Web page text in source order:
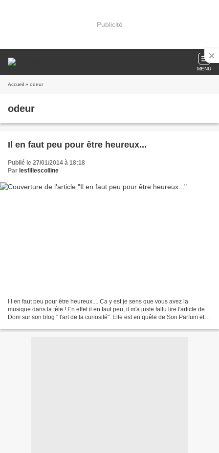
Publicité
MENU
Accueil » odeur
odeur
Il en faut peu pour être heureux...
Publié le 27/01/2014 à 18:18
Par lesfillescolline
I l en faut peu pour être heureux.... Ca y est je sens que vous avez la
musique dans la tête ! En effet il en faut peu, il m'a juste fallu lire l'article de
Dom sur son blog " l'art de la curiosité". Elle est en quête de Son Parfum et il